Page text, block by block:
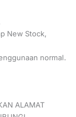
New Stock,
normal.
ALAMAT